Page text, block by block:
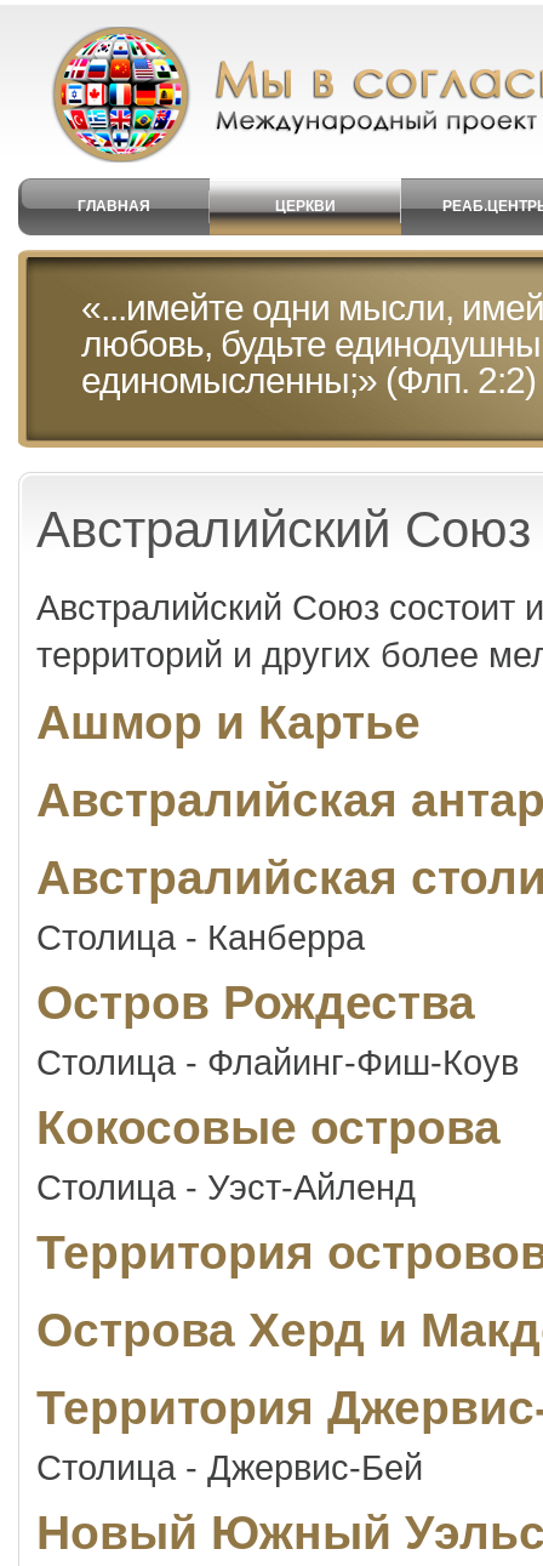
ГЛАВНАЯ ЦЕРКВИ
«...имейте одни мысли,
любовь, будьте
единомысленны;» (Флп. 2:2)
Австралийский Союз
Австралийский Союз состоит
территорий и других более
Ашмор и Картье
Австралийская
Австралийская
Столица - Канберра
Остров Рождества
Столица - Флайинг-Фиш-Коув
Кокосовые острова
Столица - Уэст-Айленд
Территория
Острова Херд и
Территория
Столица - Джервис-Бей
Новый Южный